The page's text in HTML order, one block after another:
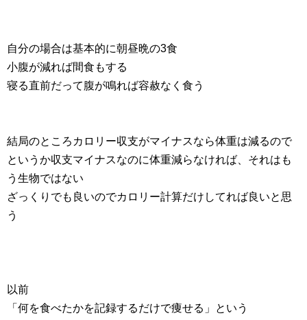
自分の場合は基本的に朝昼晩の3食
小腹が減れば間食もする
寝る直前だって腹が鳴れば容赦なく食う
結局のところカロリー収支がマイナスなら体重は減るので
というか収支マイナスなのに体重減らなければ、それはも
う生物ではない
ざっくりでも良いのでカロリー計算だけしてれば良いと思
う
以前
「何を食べたかを記録するだけで痩せる」という